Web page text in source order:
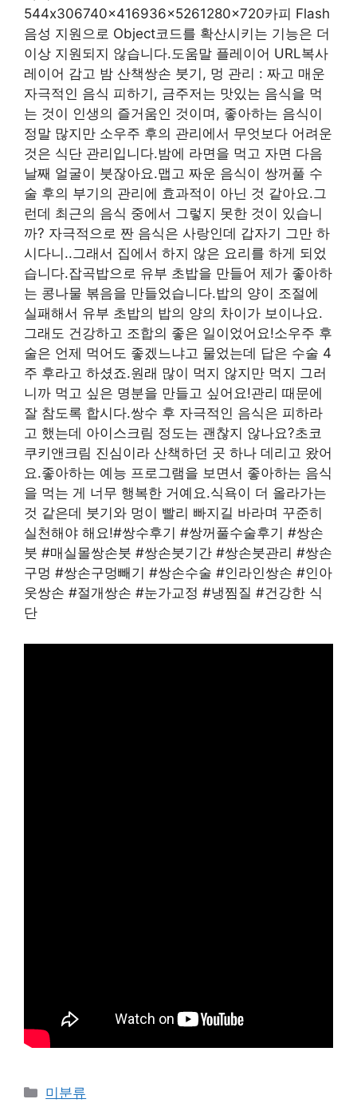
544x306740x416936x5261280x720카피 Flash
음성 지원으로 Object코드를 확산시키는 기능은 더
이상 지원되지 않습니다.도움말 플레이어 URL복사
레이어 감고 밤 산책쌍손 붓기, 멍 관리 : 짜고 매운
자극적인 음식 피하기, 금주저는 맛있는 음식을 먹
는 것이 인생의 즐거움인 것이며, 좋아하는 음식이
정말 많지만 소우주 후의 관리에서 무엇보다 어려운
것은 식단 관리입니다.밤에 라면을 먹고 자면 다음
날째 얼굴이 붓잖아요.맵고 짜운 음식이 쌍꺼풀 수
술 후의 부기의 관리에 효과적이 아닌 것 같아요.그
런데 최근의 음식 중에서 그렇지 못한 것이 있습니
까? 자극적으로 짠 음식은 사랑인데 갑자기 그만 하
시다니..그래서 집에서 하지 않은 요리를 하게 되었
습니다.잡곡밥으로 유부 초밥을 만들어 제가 좋아하
는 콩나물 볶음을 만들었습니다.밥의 양이 조절에
실패해서 유부 초밥의 밥의 양의 차이가 보이나요.
그래도 건강하고 조합의 좋은 일이었어요!소우주 후
술은 언제 먹어도 좋겠느냐고 물었는데 답은 수술 4
주 후라고 하셨죠.원래 많이 먹지 않지만 먹지 그러
니까 먹고 싶은 명분을 만들고 싶어요!관리 때문에
잘 참도록 합시다.쌍수 후 자극적인 음식은 피하라
고 했는데 아이스크림 정도는 괜찮지 않나요?초코
쿠키앤크림 진심이라 산책하던 곳 하나 데리고 왔어
요.좋아하는 예능 프로그램을 보면서 좋아하는 음식
을 먹는 게 너무 행복한 거예요.식욕이 더 올라가는
것 같은데 붓기와 멍이 빨리 빠지길 바라며 꾸준히
실천해야 해요!#쌍수후기 #쌍꺼풀수술후기 #쌍손
붓 #매실몰쌍손붓 #쌍손붓기간 #쌍손붓관리 #쌍손
구멍 #쌍손구멍빼기 #쌍손수술 #인라인쌍손 #인아
웃쌍손 #절개쌍손 #눈가교정 #냉찜질 #건강한 식
단
Categories
미분류